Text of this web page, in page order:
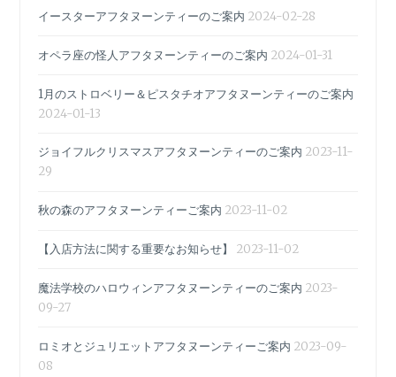
イースターアフタヌーンティーのご案内 2024-02-28
オペラ座の怪人アフタヌーンティーのご案内 2024-01-31
1月のストロベリー＆ピスタチオアフタヌーンティーのご案内
2024-01-13
ジョイフルクリスマスアフタヌーンティーのご案内 2023-11-
29
秋の森のアフタヌーンティーご案内 2023-11-02
【入店方法に関する重要なお知らせ】 2023-11-02
魔法学校のハロウィンアフタヌーンティーのご案内 2023-
09-27
ロミオとジュリエットアフタヌーンティーご案内 2023-09-
08